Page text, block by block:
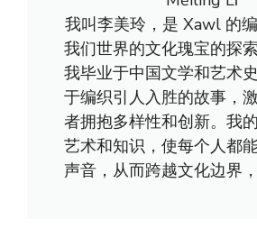
我叫李美玲，是 Xawl 的
我们世界的文化瑰宝的探索
我毕业于中国文学和艺术
于编织引人入胜的故事，
者拥抱多样性和创新。我
艺术和知识，使每个人都
声音，从而跨越文化边界，